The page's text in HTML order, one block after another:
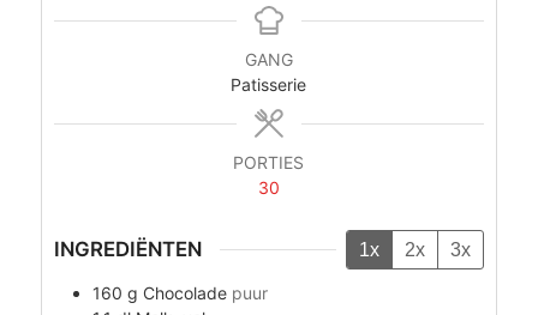
GANG
Patisserie
PORTIES
30
INGREDIËNTEN 1x 2x 3x
160 g Chocolade puur